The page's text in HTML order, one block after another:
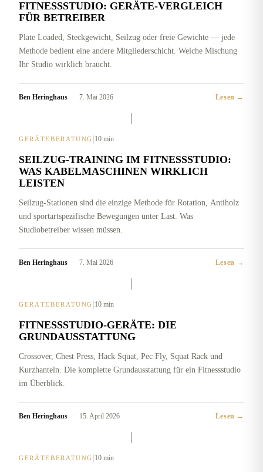
FITNESSSTUDIO: GERÄTE-VERGLEICH
FÜR BETREIBER
Plate Loaded, Steckgewicht, Seilzug oder freie Gewichte — jede
Methode bedient eine andere Mitgliederschicht. Welche Mischung
Ihr Studio wirklich braucht.
Ben Heringhaus · 7. Mai 2026 Lesen →
GERÄTEBERATUNG |10 min
SEILZUG-TRAINING IM FITNESSSTUDIO:
WAS KABELMASCHINEN WIRKLICH
LEISTEN
Seilzug-Stationen sind die einzige Methode für Rotation, Antiholz
und sportartspezifische Bewegungen unter Last. Was
Studiobetreiber wissen müssen.
Ben Heringhaus · 7. Mai 2026 Lesen →
GERÄTEBERATUNG |10 min
FITNESSSTUDIO-GERÄTE: DIE
GRUNDAUSSTATTUNG
Crossover, Chest Press, Hack Squat, Pec Fly, Squat Rack und
Kurzhanteln. Die komplette Grundausstattung für ein Fitnessstudio
im Überblick.
Ben Heringhaus · 15. April 2026 Lesen →
GERÄTEBERATUNG |10 min